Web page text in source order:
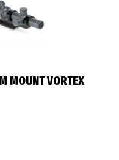
MOUNT VORTEX